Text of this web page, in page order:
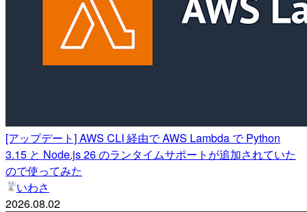
[アップデート] AWS CLI 経由で AWS Lambda で Python
3.15 と Node.js 26 のランタイムサポートが追加されていた
ので使ってみた
いわさ
2026.08.02